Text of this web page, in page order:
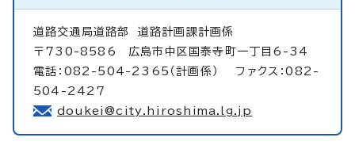
道路交通局道路部 道路計画課計画係
〒730-8586 広島市中区国泰寺町一丁目6-34
電話：082-504-2365（計画係） ファクス：082-
504-2427
doukei@city.hiroshima.lg.jp